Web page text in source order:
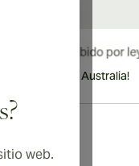
web.
Reino Unido y Australia!